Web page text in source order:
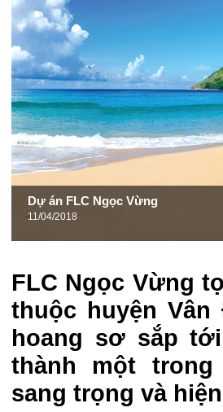
Dự án FLC Ngọc Vừng
11/04/2018
FLC Ngọc Vừng
thuộc huyện
hoang sơ sắp
thành một
sang trọng và